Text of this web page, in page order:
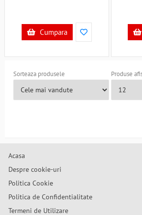
Cumpara
Sorteaza produsele Produse
Acasa
Despre cookie-uri
Politica Cookie
Politica de Confidentialitate
Termeni de Utilizare